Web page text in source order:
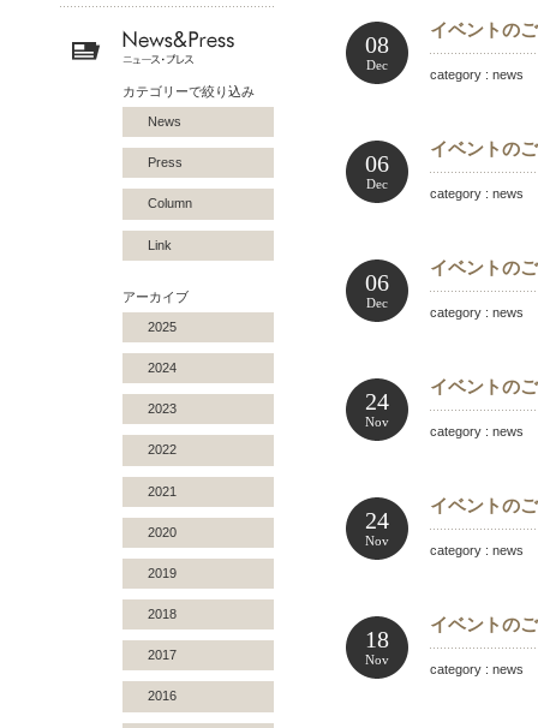
カテゴリーで絞り込み
News
Press
Column
Link
アーカイブ
2025
2024
2023
2022
2021
2020
2019
2018
2017
2016
08
Dec
イベントの
category : news
06
Dec
イベントの
category : news
06
Dec
イベントの
category : news
24
Nov
イベントの
category : news
24
Nov
イベントの
category : news
18
Nov
イベントの
category : news